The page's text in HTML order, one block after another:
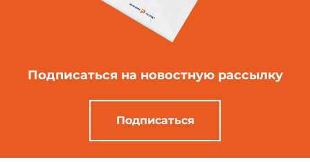
Подписаться на новостную рассылку
Подписаться